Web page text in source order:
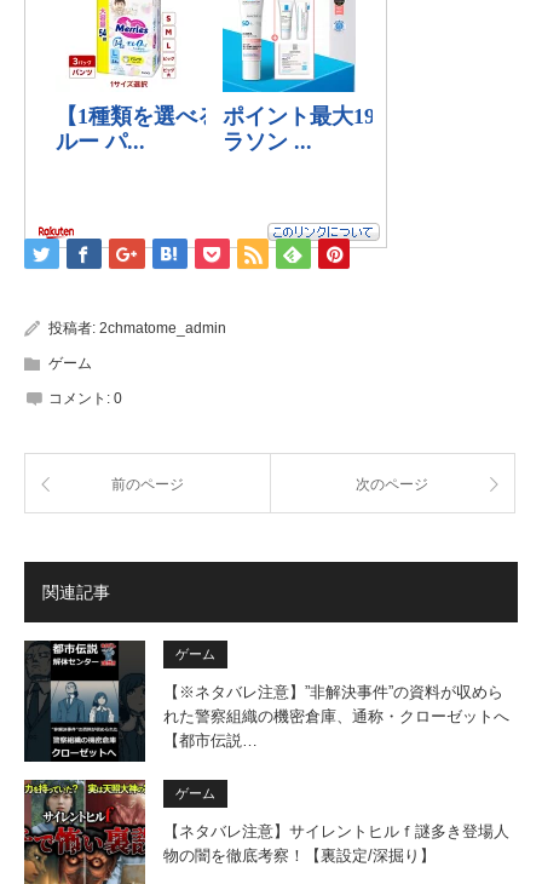
投稿者: 2chmatome_admin
ゲーム
コメント: 0
前のページ 次のページ
関連記事
ゲーム
【※ネタバレ注意】”非解決事件”の資料が収めら
れた警察組織の機密倉庫、通称・クローゼットへ
【都市伝説…
ゲーム
【ネタバレ注意】サイレントヒルｆ謎多き登場人
物の闇を徹底考察！【裏設定/深掘り】